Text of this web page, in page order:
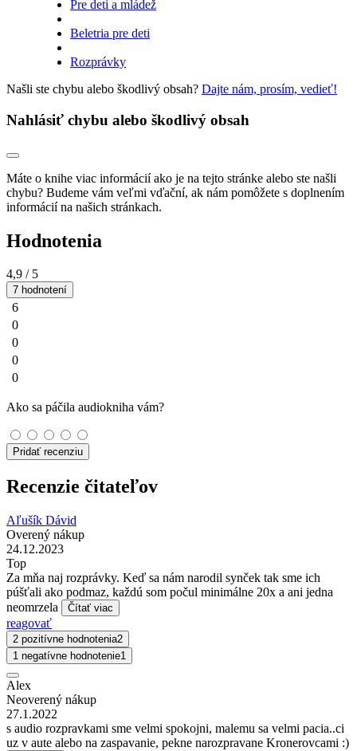
Pre deti a mládež
Beletria pre deti
Rozprávky
Našli ste chybu alebo škodlivý obsah? Dajte nám, prosím, vedieť!
Nahlásiť chybu alebo škodlivý obsah
Máte o knihe viac informácií ako je na tejto stránke alebo ste našli
chybu? Budeme vám veľmi vďační, ak nám pomôžete s doplnením
informácií na našich stránkach.
Hodnotenia
4,9 / 5
7 hodnotení
6
0
0
0
0
Ako sa páčila audiokniha vám?
Pridať recenziu
Recenzie čitateľov
Aľušík Dávid
Overený nákup
24.12.2023
Top
Za mňa naj rozprávky. Keď sa nám narodil synček tak sme ich
púšťali ako podmaz, každú som počul minimálne 20x a ani jedna
neomrzela
Čítať viac
reagovať
2 pozitívne hodnotenia2
1 negatívne hodnotenie1
Alex
Neoverený nákup
27.1.2022
s audio rozpravkami sme velmi spokojni, malemu sa velmi pacia..ci
uz v aute alebo na zaspavanie, pekne narozpravane Kronerovcami :)